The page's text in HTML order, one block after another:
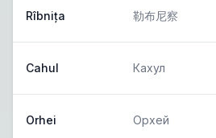
Rîbnița 勒布尼察
Cahul Кахул
Orhei Орхей